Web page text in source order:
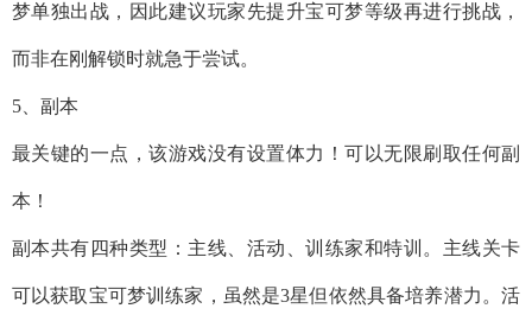
梦单独出战，因此建议玩家先提升宝可梦等级再进行挑战，
而非在刚解锁时就急于尝试。
5、副本
最关键的一点，该游戏没有设置体力！可以无限刷取任何副
本！
副本共有四种类型：主线、活动、训练家和特训。主线关卡
可以获取宝可梦训练家，虽然是3星但依然具备培养潜力。活